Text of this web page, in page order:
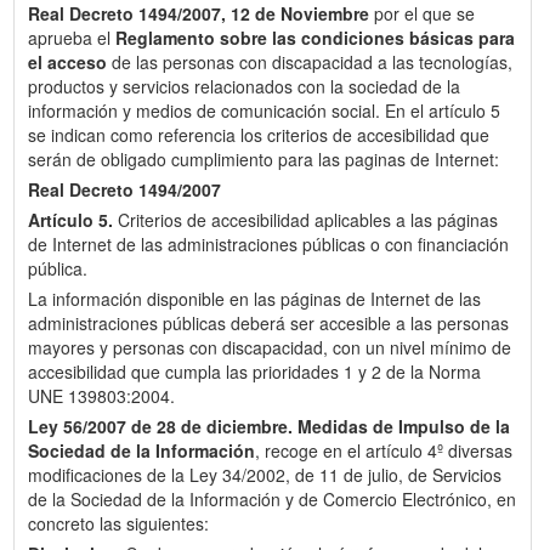
Real Decreto 1494/2007, 12 de Noviembre por el que se
aprueba el Reglamento sobre las condiciones básicas para
el acceso de las personas con discapacidad a las tecnologías,
productos y servicios relacionados con la sociedad de la
información y medios de comunicación social. En el artículo 5
se indican como referencia los criterios de accesibilidad que
serán de obligado cumplimiento para las paginas de Internet:
Real Decreto 1494/2007
Artículo 5. Criterios de accesibilidad aplicables a las páginas
de Internet de las administraciones públicas o con financiación
pública.
La información disponible en las páginas de Internet de las
administraciones públicas deberá ser accesible a las personas
mayores y personas con discapacidad, con un nivel mínimo de
accesibilidad que cumpla las prioridades 1 y 2 de la Norma
UNE 139803:2004.
Ley 56/2007 de 28 de diciembre. Medidas de Impulso de la
Sociedad de la Información, recoge en el artículo 4º diversas
modificaciones de la Ley 34/2002, de 11 de julio, de Servicios
de la Sociedad de la Información y de Comercio Electrónico, en
concreto las siguientes: